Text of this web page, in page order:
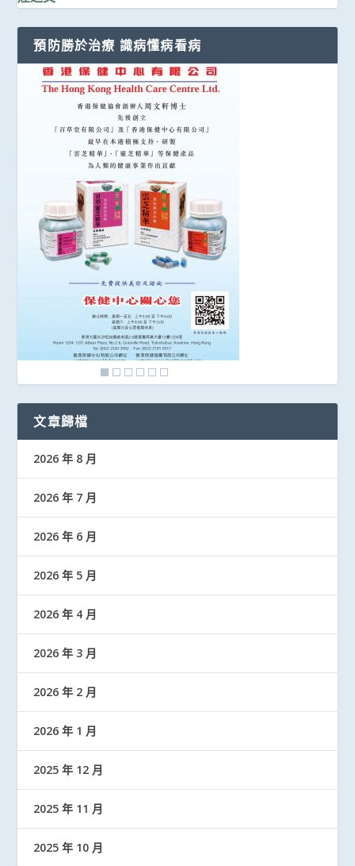
預防勝於治療 識病懂病看病
文章歸檔
2026 年 8 月
2026 年 7 月
2026 年 6 月
2026 年 5 月
2026 年 4 月
2026 年 3 月
2026 年 2 月
2026 年 1 月
2025 年 12 月
2025 年 11 月
2025 年 10 月